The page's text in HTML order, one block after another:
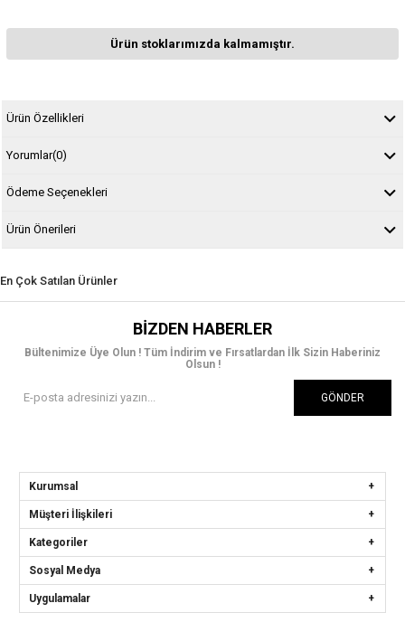
Ürün stoklarımızda kalmamıştır.
Ürün Özellikleri
Yorumlar(0)
Ödeme Seçenekleri
Ürün Önerileri
En Çok Satılan Ürünler
BIZDEN HABERLER
Bültenimize Üye Olun ! Tüm İndirim ve Fırsatlardan İlk Sizin Haberiniz
Olsun !
GÖNDER
Kurumsal
Müşteri İlişkileri
Kategoriler
Sosyal Medya
Uygulamalar